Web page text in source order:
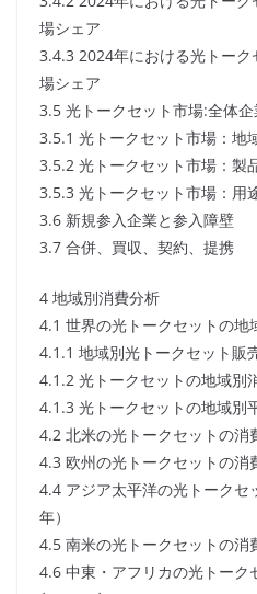
場シェア
3.4.3 2024年における光トー
場シェア
3.5 光トークセット市場:全体
3.5.1 光トークセット市場：地
3.5.2 光トークセット市場：製
3.5.3 光トークセット市場：用
3.6 新規参入企業と参入障壁
3.7 合併、買収、契約、提携
4 地域別消費分析
4.1 世界の光トークセットの地
4.1.1 地域別光トークセット販
4.1.2 光トークセットの地域別
4.1.3 光トークセットの地域別
4.2 北米の光トークセットの消
4.3 欧州の光トークセットの消
4.4 アジア太平洋の光トークセ
年）
4.5 南米の光トークセットの消
4.6 中東・アフリカの光トーク